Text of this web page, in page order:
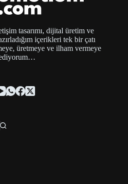
tasarımı, dijital üretim ve
içerikleri tek bir çatı
üretmeye ve ilham vermeye